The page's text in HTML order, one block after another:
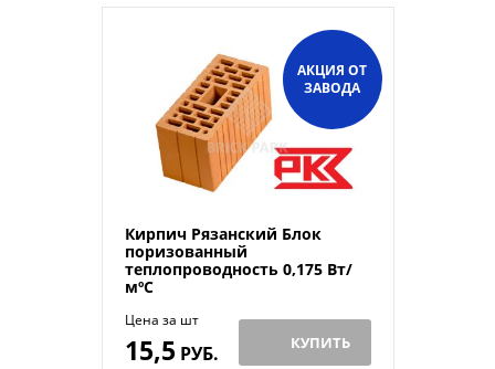
АКЦИЯ ОТ
ЗАВОДА
Кирпич Рязанский Блок
поризованный
теплопроводность 0,175 Вт/
мºС
Цена за шт
15,5 РУБ. КУПИТЬ